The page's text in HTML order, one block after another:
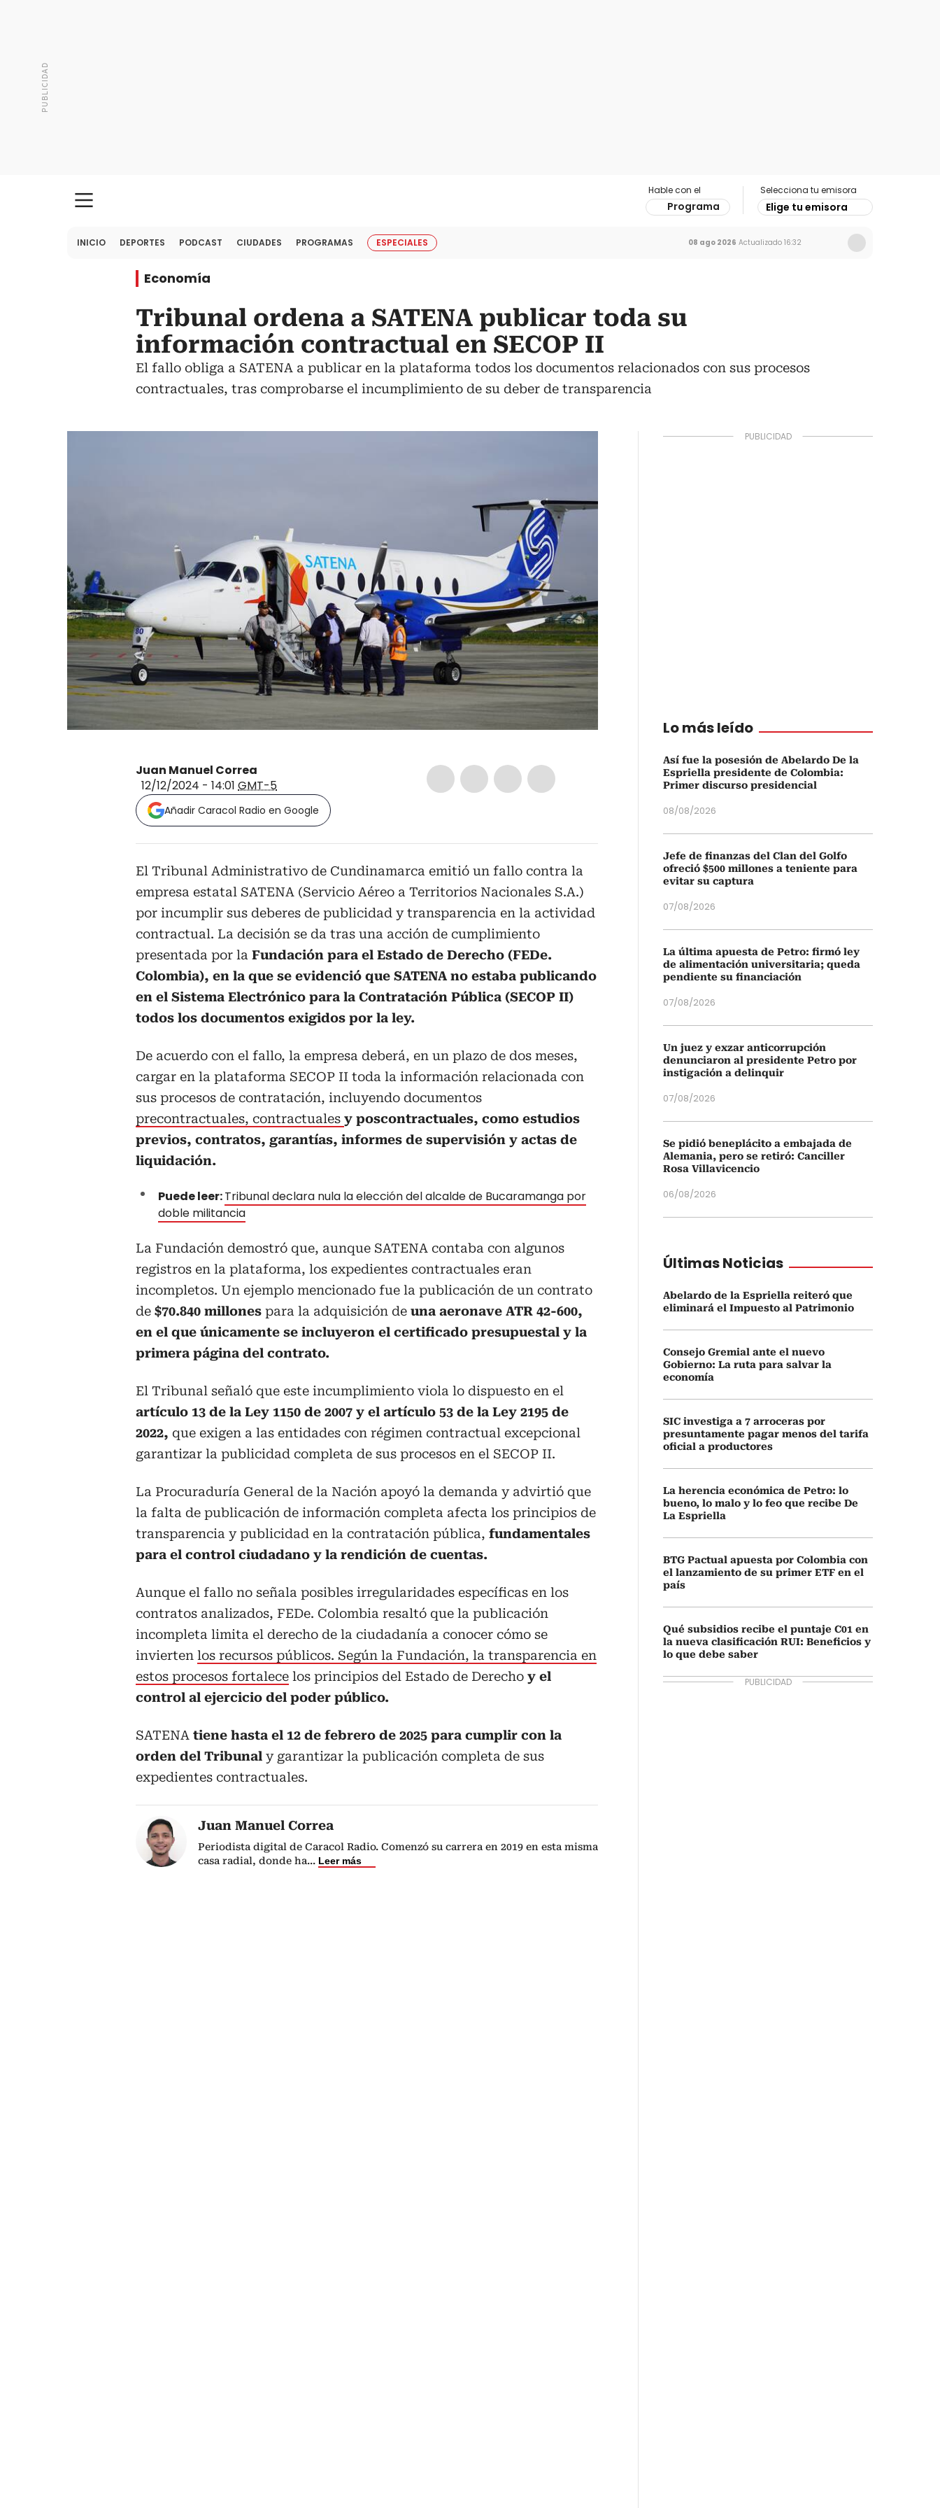
Hable con el
Programa
Selecciona tu emisora
Elige tu emisora
INICIO DEPORTES PODCAST CIUDADES PROGRAMAS ESPECIALES 08 ago 2026 Actualizado 16:32
Economía
Tribunal ordena a SATENA publicar toda su
información contractual en SECOP II
El fallo obliga a SATENA a publicar en la plataforma todos los documentos relacionados con sus procesos
contractuales, tras comprobarse el incumplimiento de su deber de transparencia
Juan Manuel Correa
12/12/2024 - 14:01 GMT-5
Añadir Caracol Radio en Google
El Tribunal Administrativo de Cundinamarca emitió un fallo contra la
empresa estatal SATENA (Servicio Aéreo a Territorios Nacionales S.A.)
por incumplir sus deberes de publicidad y transparencia en la actividad
contractual. La decisión se da tras una acción de cumplimiento
presentada por la Fundación para el Estado de Derecho (FEDe.
Colombia), en la que se evidenció que SATENA no estaba publicando
en el Sistema Electrónico para la Contratación Pública (SECOP II)
todos los documentos exigidos por la ley.
De acuerdo con el fallo, la empresa deberá, en un plazo de dos meses,
cargar en la plataforma SECOP II toda la información relacionada con
sus procesos de contratación, incluyendo documentos
precontractuales, contractuales y poscontractuales, como estudios
previos, contratos, garantías, informes de supervisión y actas de
liquidación.
Puede leer:Tribunal declara nula la elección del alcalde de Bucaramanga por
doble militancia
La Fundación demostró que, aunque SATENA contaba con algunos
registros en la plataforma, los expedientes contractuales eran
incompletos. Un ejemplo mencionado fue la publicación de un contrato
de $70.840 millones para la adquisición de una aeronave ATR 42-600,
en el que únicamente se incluyeron el certificado presupuestal y la
primera página del contrato.
El Tribunal señaló que este incumplimiento viola lo dispuesto en el
artículo 13 de la Ley 1150 de 2007 y el artículo 53 de la Ley 2195 de
2022, que exigen a las entidades con régimen contractual excepcional
garantizar la publicidad completa de sus procesos en el SECOP II.
La Procuraduría General de la Nación apoyó la demanda y advirtió que
la falta de publicación de información completa afecta los principios de
transparencia y publicidad en la contratación pública, fundamentales
para el control ciudadano y la rendición de cuentas.
Aunque el fallo no señala posibles irregularidades específicas en los
contratos analizados, FEDe. Colombia resaltó que la publicación
incompleta limita el derecho de la ciudadanía a conocer cómo se
invierten los recursos públicos. Según la Fundación, la transparencia en
estos procesos fortalece los principios del Estado de Derecho y el
control al ejercicio del poder público.
SATENA tiene hasta el 12 de febrero de 2025 para cumplir con la
orden del Tribunal y garantizar la publicación completa de sus
expedientes contractuales.
Juan Manuel Correa
Periodista digital de Caracol Radio. Comenzó su carrera en 2019 en esta misma
casa radial, donde ha... Leer más
Lo más leído
Así fue la posesión de Abelardo De la
Espriella presidente de Colombia:
Primer discurso presidencial
08/08/2026
Jefe de finanzas del Clan del Golfo
ofreció $500 millones a teniente para
evitar su captura
07/08/2026
La última apuesta de Petro: firmó ley
de alimentación universitaria; queda
pendiente su financiación
07/08/2026
Un juez y exzar anticorrupción
denunciaron al presidente Petro por
instigación a delinquir
07/08/2026
Se pidió beneplácito a embajada de
Alemania, pero se retiró: Canciller
Rosa Villavicencio
06/08/2026
Últimas Noticias
Abelardo de la Espriella reiteró que
eliminará el Impuesto al Patrimonio
Consejo Gremial ante el nuevo
Gobierno: La ruta para salvar la
economía
SIC investiga a 7 arroceras por
presuntamente pagar menos del tarifa
oficial a productores
La herencia económica de Petro: lo
bueno, lo malo y lo feo que recibe De
La Espriella
BTG Pactual apuesta por Colombia con
el lanzamiento de su primer ETF en el
país
Qué subsidios recibe el puntaje C01 en
la nueva clasificación RUI: Beneficios y
lo que debe saber